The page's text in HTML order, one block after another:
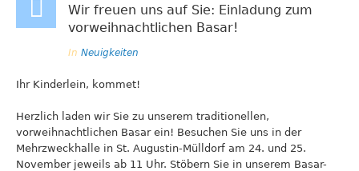
Wir freuen uns auf Sie: Einladung zum
vorweihnachtlichen Basar!
In Neuigkeiten
Ihr Kinderlein, kommet!
Herzlich laden wir Sie zu unserem traditionellen,
vorweihnachtlichen Basar ein! Besuchen Sie uns in der
Mehrzweckhalle in St. Augustin-Mülldorf am 24. und 25.
November jeweils ab 11 Uhr. Stöbern Sie in unserem Basar-